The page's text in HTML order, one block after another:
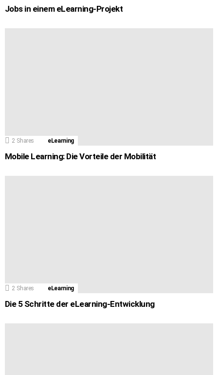
Jobs in einem eLearning-Projekt
2 Shares eLearning
Mobile Learning: Die Vorteile der Mobilität
2 Shares eLearning
Die 5 Schritte der eLearning-Entwicklung